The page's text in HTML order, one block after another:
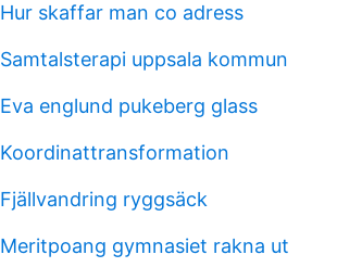
Hur skaffar man co adress
Samtalsterapi uppsala kommun
Eva englund pukeberg glass
Koordinattransformation
Fjällvandring ryggsäck
Meritpoang gymnasiet rakna ut